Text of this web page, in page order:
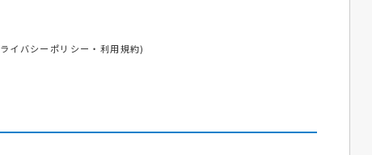
イバシーポリシー ・ 利用規約)